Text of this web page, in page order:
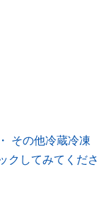
その他冷蔵冷凍
クしてみてくださ